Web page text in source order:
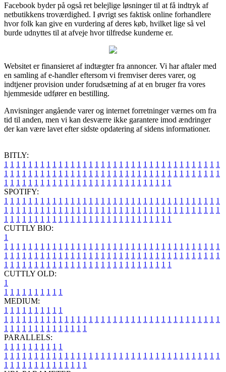
Facebook byder på også ret belejlige løsninger til at få indtryk af
netbutikkens troværdighed. I øvrigt ses faktisk online forhandlere
hvor folk kan give en vurdering af deres køb, hvilket lige så vel
burde udnyttes til at afveje hvor tilfredse kunderne er.
Websitet er finansieret af indtægter fra annoncer. Vi har aftaler med
en samling af e-handler eftersom vi fremviser deres varer, og
indtjener provision under forudsætning af at en bruger fra vores
hjemmeside udfører en bestilling.
Anvisninger angående varer og internet forretninger værnes om fra
tid til anden, men vi kan desværre ikke garantere imod ændringer
der kan være lavet efter sidste opdatering af sidens informationer.
BITLY:
1 1 1 1 1 1 1 1 1 1 1 1 1 1 1 1 1 1 1 1 1 1 1 1 1 1 1 1 1 1 1 1 1 1 1 1
1 1 1 1 1 1 1 1 1 1 1 1 1 1 1 1 1 1 1 1 1 1 1 1 1 1 1 1 1 1 1 1 1 1 1 1
1 1 1 1 1 1 1 1 1 1 1 1 1 1 1 1 1 1 1 1 1 1 1 1 1 1 1 1
SPOTIFY:
1 1 1 1 1 1 1 1 1 1 1 1 1 1 1 1 1 1 1 1 1 1 1 1 1 1 1 1 1 1 1 1 1 1 1 1
1 1 1 1 1 1 1 1 1 1 1 1 1 1 1 1 1 1 1 1 1 1 1 1 1 1 1 1 1 1 1 1 1 1 1 1
1 1 1 1 1 1 1 1 1 1 1 1 1 1 1 1 1 1 1 1 1 1 1 1 1 1 1 1
CUTTLY BIO:
1
1 1 1 1 1 1 1 1 1 1 1 1 1 1 1 1 1 1 1 1 1 1 1 1 1 1 1 1 1 1 1 1 1 1 1 1
1 1 1 1 1 1 1 1 1 1 1 1 1 1 1 1 1 1 1 1 1 1 1 1 1 1 1 1 1 1 1 1 1 1 1 1
1 1 1 1 1 1 1 1 1 1 1 1 1 1 1 1 1 1 1 1 1 1 1 1 1 1 1 1
CUTTLY OLD:
1
1 1 1 1 1 1 1 1 1 1
MEDIUM:
1 1 1 1 1 1 1 1 1 1
1 1 1 1 1 1 1 1 1 1 1 1 1 1 1 1 1 1 1 1 1 1 1 1 1 1 1 1 1 1 1 1 1 1 1 1
1 1 1 1 1 1 1 1 1 1 1 1 1 1
PARALLELS:
1 1 1 1 1 1 1 1 1 1
1 1 1 1 1 1 1 1 1 1 1 1 1 1 1 1 1 1 1 1 1 1 1 1 1 1 1 1 1 1 1 1 1 1 1 1
1 1 1 1 1 1 1 1 1 1 1 1 1 1